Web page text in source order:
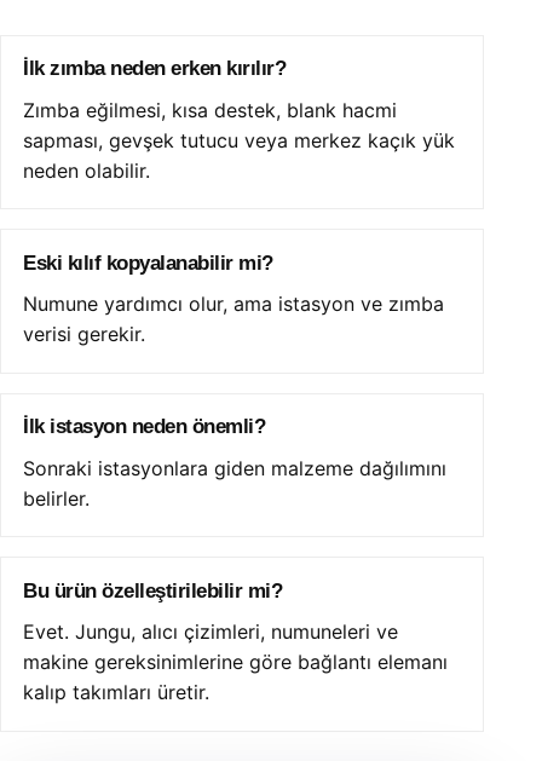
İlk zımba neden erken kırılır?
Zımba eğilmesi, kısa destek, blank hacmi
sapması, gevşek tutucu veya merkez kaçık yük
neden olabilir.
Eski kılıf kopyalanabilir mi?
Numune yardımcı olur, ama istasyon ve zımba
verisi gerekir.
İlk istasyon neden önemli?
Sonraki istasyonlara giden malzeme dağılımını
belirler.
Bu ürün özelleştirilebilir mi?
Evet. Jungu, alıcı çizimleri, numuneleri ve
makine gereksinimlerine göre bağlantı elemanı
kalıp takımları üretir.